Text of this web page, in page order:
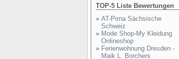
TOP-5 Liste Bewertungen
» AT-Pirna Sächsische
Schweiz
» Mode Shop-My Kleidung
Onlineshop
» Ferienwohnung Dresden -
Maik L. Borchers